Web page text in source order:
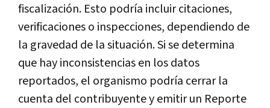
fiscalización. Esto podría incluir citaciones,
verificaciones o inspecciones, dependiendo de
la gravedad de la situación. Si se determina
que hay inconsistencias en los datos
reportados, el organismo podría cerrar la
cuenta del contribuyente y emitir un Reporte